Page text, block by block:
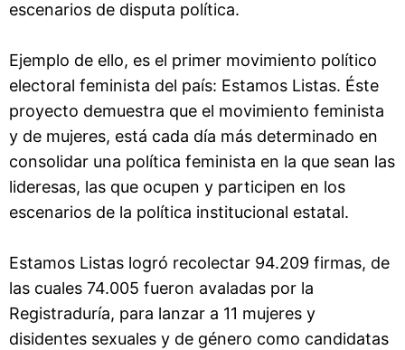
escenarios de disputa política.
Ejemplo de ello, es el primer movimiento político
electoral feminista del país: Estamos Listas. Éste
proyecto demuestra que el movimiento feminista
y de mujeres, está cada día más determinado en
consolidar una política feminista en la que sean las
lideresas, las que ocupen y participen en los
escenarios de la política institucional estatal.
Estamos Listas logró recolectar 94.209 firmas, de
las cuales 74.005 fueron avaladas por la
Registraduría, para lanzar a 11 mujeres y
disidentes sexuales y de género como candidatas